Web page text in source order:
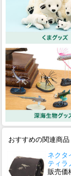
おすすめの関連商品
ネクタ
ティラ
販売価